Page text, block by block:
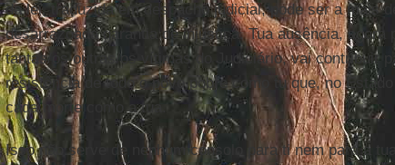
da lei, traduzida em despacho judicial, pode ser a mais
desarrazoada garantia de injustiça. Tua ausência, agora
tantas/os outras/os vítimas do Judiciário, vai contribuir
resistência de todo o povo pobre como tu que, no
cada morte como a tua.
Isso não serve de nenhum consolo para ti nem para a